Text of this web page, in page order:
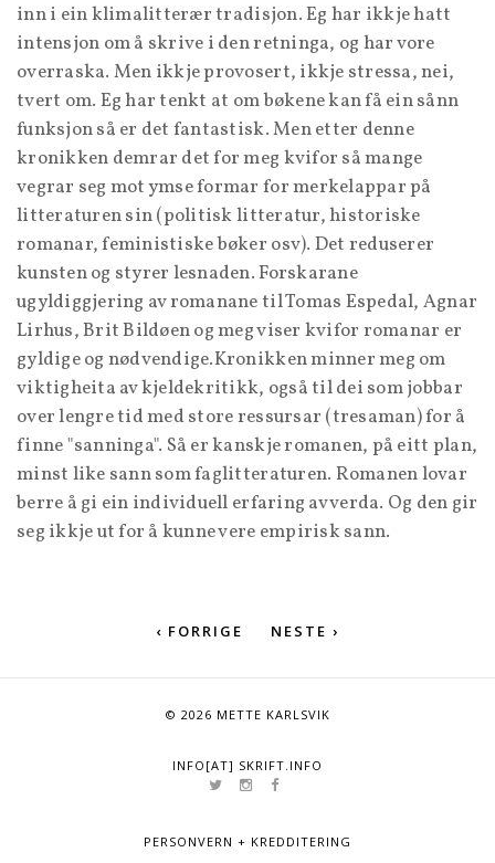
inn i ein klimalitterær tradisjon. Eg har ikkje hatt
intensjon om å skrive i den retninga, og har vore
overraska. Men ikkje provosert, ikkje stressa, nei,
tvert om. Eg har tenkt at om bøkene kan få ein sånn
funksjon så er det fantastisk. Men etter denne
kronikken demrar det for meg kvifor så mange
vegrar seg mot ymse formar for merkelappar på
litteraturen sin (politisk litteratur, historiske
romanar, feministiske bøker osv). Det reduserer
kunsten og styrer lesnaden. Forskarane
ugyldiggjering av romanane til Tomas Espedal, Agnar
Lirhus, Brit Bildøen og meg viser kvifor romanar er
gyldige og nødvendige.Kronikken minner meg om
viktigheita av kjeldekritikk, også til dei som jobbar
over lengre tid med store ressursar (tresaman) for å
finne "sanninga". Så er kanskje romanen, på eitt plan,
minst like sann som faglitteraturen. Romanen lovar
berre å gi ein individuell erfaring av verda. Og den gir
seg ikkje ut for å kunne vere empirisk sann.
‹ FORRIGE NESTE ›
© 2026 METTE KARLSVIK
INFO[AT] SKRIFT.INFO
PERSONVERN + KREDDITERING